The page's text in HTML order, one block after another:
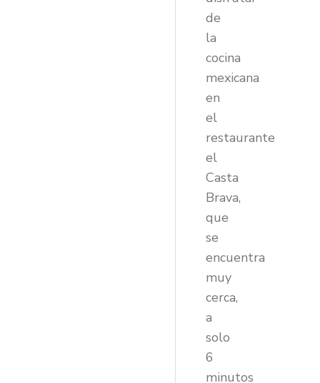
de
la
cocina
mexicana
en
el
restaurante
el
Casta
Brava,
que
se
encuentra
muy
cerca,
a
solo
6
minutos